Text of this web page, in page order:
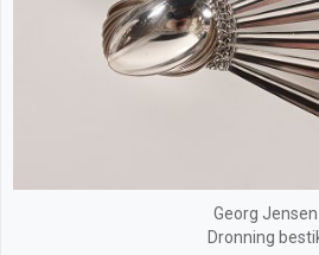
Georg Jensen
Dronning